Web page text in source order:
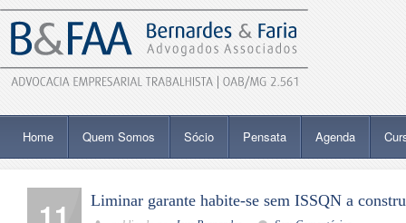
Home Quem Somos Sócio Pensata Agenda
11 Liminar garante habite-se sem ISSQN a